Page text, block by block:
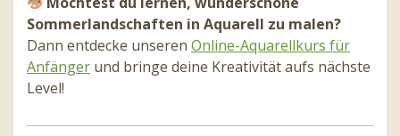
Sommerlandschaften in Aquarell zu malen?
Dann entdecke unseren Online-Aquarellkurs für
Anfänger und bringe deine Kreativität aufs nächste
Level!